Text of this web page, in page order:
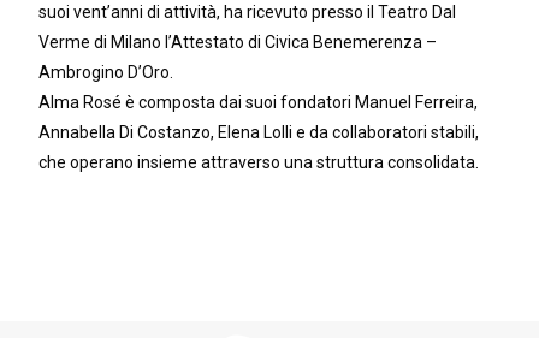
suoi vent’anni di attività, ha ricevuto presso il Teatro Dal
Verme di Milano l’Attestato di Civica Benemerenza –
Ambrogino D’Oro.
Alma Rosé è composta dai suoi fondatori Manuel Ferreira,
Annabella Di Costanzo, Elena Lolli e da collaboratori stabili,
che operano insieme attraverso una struttura consolidata.